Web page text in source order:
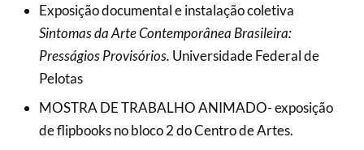
Exposição documental e instalação coletiva
Sintomas da Arte Contemporânea Brasileira:
Presságios Provisórios. Universidade Federal de
Pelotas
MOSTRA DE TRABALHO ANIMADO- exposição
de flipbooks no bloco 2 do Centro de Artes.